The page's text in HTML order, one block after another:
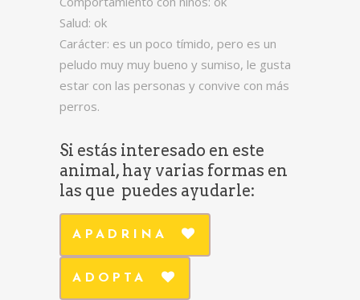
Salud: ok
Carácter: es un poco tímido, pero es un
peludo muy muy bueno y sumiso, le gusta
estar con las personas y convive con más
perros.
Si estás interesado en este
animal, hay varias formas en
las que puedes ayudarle:
APADRINA
ADOPTA